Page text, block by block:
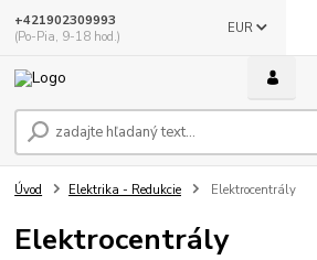
EUR
+421902309993
(Po-Pia, 9-18 hod.)
Úvod Elektrika - Redukcie Elektrocentrály
Elektrocentrály